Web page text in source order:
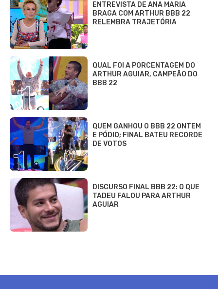
ENTREVISTA DE ANA MARIA
BRAGA COM ARTHUR BBB 22
RELEMBRA TRAJETÓRIA
QUAL FOI A PORCENTAGEM DO
ARTHUR AGUIAR, CAMPEÃO DO
BBB 22
QUEM GANHOU O BBB 22 ONTEM
E PÓDIO; FINAL BATEU RECORDE
DE VOTOS
DISCURSO FINAL BBB 22: O QUE
TADEU FALOU PARA ARTHUR
AGUIAR